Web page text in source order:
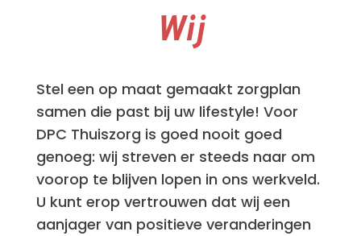
Wij
Stel een op maat gemaakt zorgplan
samen die past bij uw lifestyle! Voor
DPC Thuiszorg is goed nooit goed
genoeg: wij streven er steeds naar om
voorop te blijven lopen in ons werkveld.
U kunt erop vertrouwen dat wij een
aanjager van positieve veranderingen